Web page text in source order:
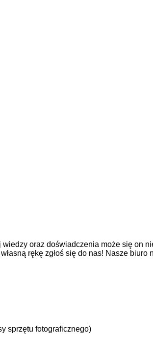
oraz doświadczenia może się on
rękę zgłoś się do nas! Nasze biuro
sprzętu fotograficznego)